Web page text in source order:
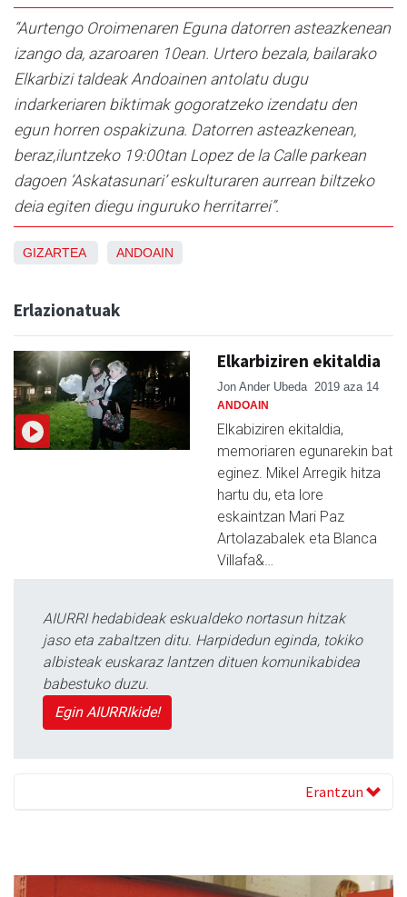
“Aurtengo Oroimenaren Eguna datorren asteazkenean
izango da, azaroaren 10ean. Urtero bezala, bailarako
Elkarbizi taldeak Andoainen antolatu dugu
indarkeriaren biktimak gogoratzeko izendatu den
egun horren ospakizuna. Datorren asteazkenean,
beraz,iluntzeko 19:00tan Lopez de la Calle parkean
dagoen ‘Askatasunari’ eskulturaren aurrean biltzeko
deia egiten diegu inguruko herritarrei”.
GIZARTEA ANDOAIN
Erlazionatuak
Elkarbiziren ekitaldia
Jon Ander Ubeda 2019 aza 14
ANDOAIN
Elkabiziren ekitaldia,
memoriaren egunarekin bat
eginez. Mikel Arregik hitza
hartu du, eta lore
eskaintzan Mari Paz
Artolazabalek eta Blanca
Villafa&…
AIURRI hedabideak eskualdeko nortasun hitzak
jaso eta zabaltzen ditu. Harpidedun eginda, tokiko
albisteak euskaraz lantzen dituen komunikabidea
babestuko duzu.
Egin AIURRIkide!
Erantzun